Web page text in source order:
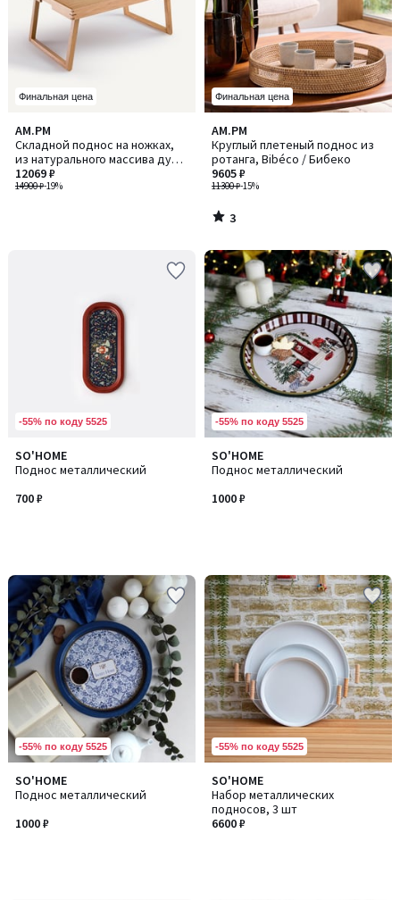
Финальная цена
AM.PM
Складной поднос на ножках,
из натурального массива дуба,
HIBASHI / ХИБАШИ
14900 ₽-19%
12069 ₽
Финальная цена
AM.PM
Круглый плетеный поднос из
ротанга, Bibéco / Бибеко
11300 ₽-15%
9605 ₽
3
/
5
3
/
-55% по коду 5525
SO'HOME
Поднос металлический
700 ₽
-55% по коду 5525
SO'HOME
Поднос металлический
1000 ₽
-55% по коду 5525
SO'HOME
Поднос металлический
1000 ₽
-55% по коду 5525
SO'HOME
Набор металлических
подносов, 3 шт
6600 ₽